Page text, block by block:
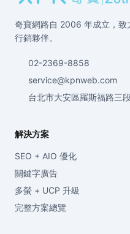
奇寶網路自 2006 年成立，致
行銷夥伴。
02-2369-8858
service@kpnweb.com
台北市大安區羅斯福路三
解決方案
SEO + AIO 優化
關鍵字廣告
多螢 + UCP 升級
完整方案總覽